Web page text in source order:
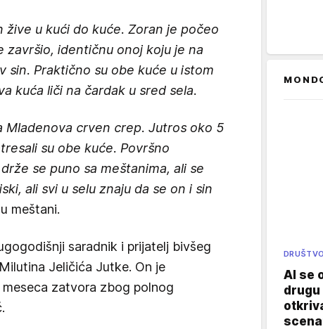
žive u kući do kuće. Zoran je počeo
završio, identičnu onoj koju je na
sin. Praktično su obe kuće u istom
kuća liči na čardak u sred sela.
Mladenova crven crep. Jutros oko 5
su obe kuće. Površno
se puno sa meštanima, ali se
ali svi u selu znaju da se on i sin
meštani.
saradnik i prijatelj bivšeg
Jeličića Jutke. On je
zatvora zbog polnog
DRUŠTVO
AI se